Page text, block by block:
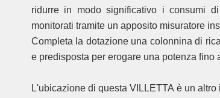
ridurre in modo significativo i consumi
monitorati tramite un apposito misuratore
Completa la dotazione una colonnina di
e predisposta per erogare una potenza fino
L'ubicazione di questa VILLETTA è un